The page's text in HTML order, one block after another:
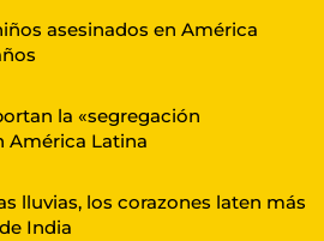
asesinados en América
la «segregación
América Latina
lluvias, los corazones laten más
India